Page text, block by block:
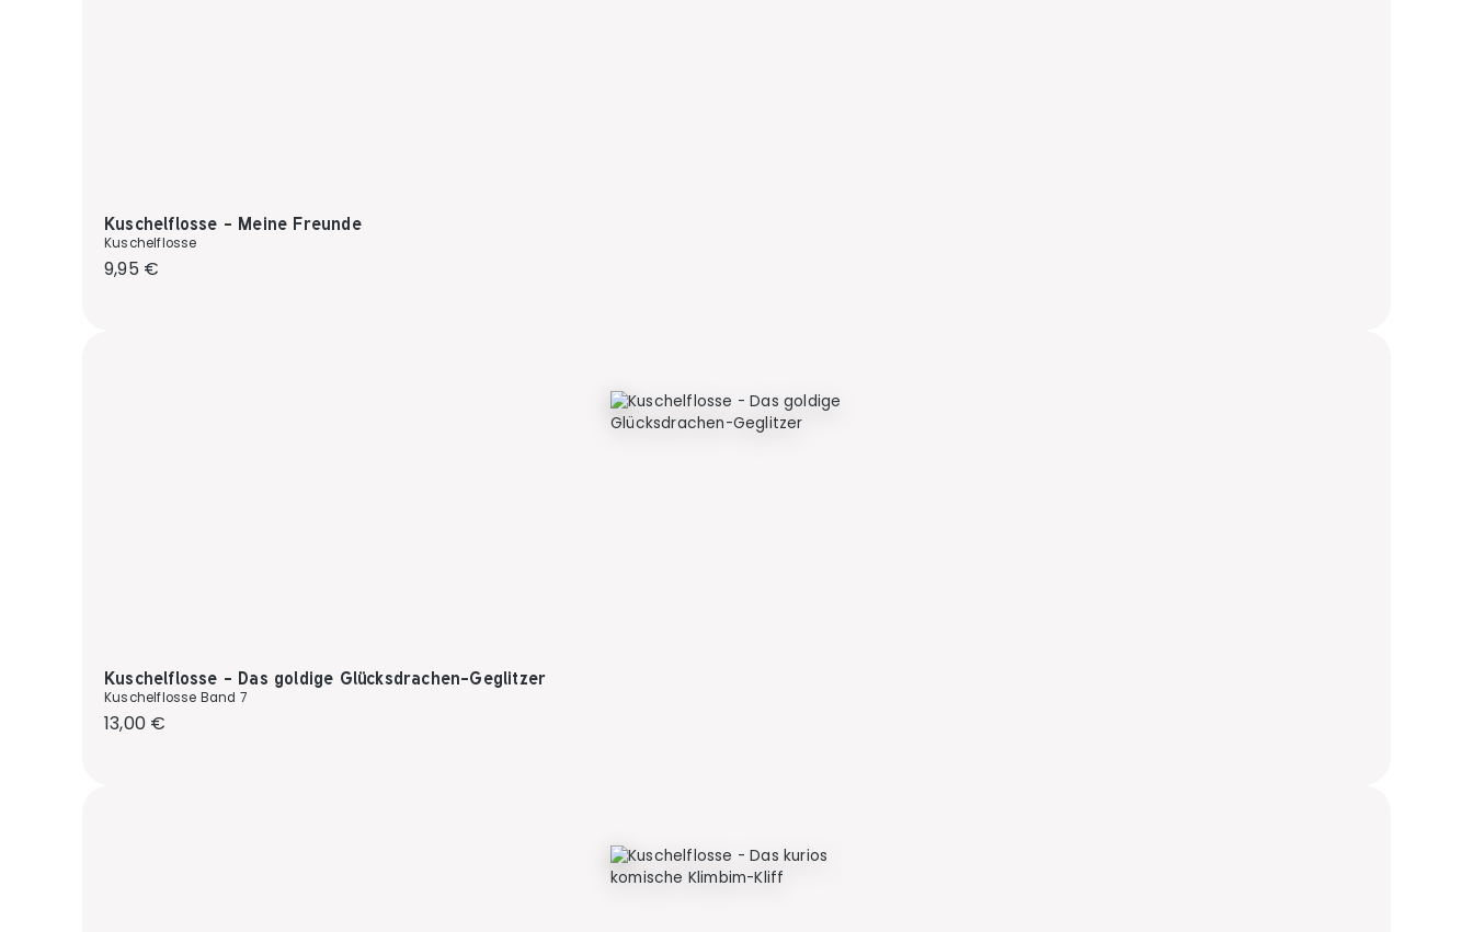
Kuschelflosse - Meine Freunde
Kuschelflosse
Regulärer Preis:
9,95 €
Kuschelflosse - Das goldige Glücksdrachen-Geglitzer
Kuschelflosse Band 7
Regulärer Preis:
13,00 €